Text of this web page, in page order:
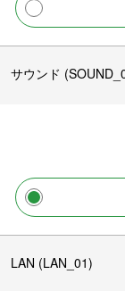
サウンド
LAN (LAN_01)